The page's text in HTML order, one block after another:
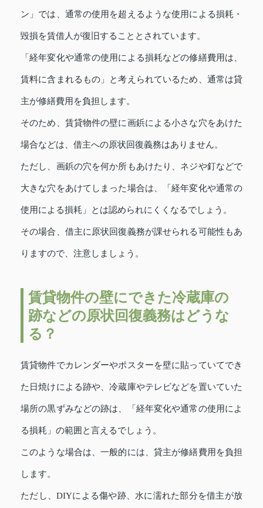
ン」では、通常の使用を超えるような使用による損耗・
毀損を賃借人が復旧することとされています。
「経年変化や通常の使用による損耗などの修繕費用は、
賃料に含まれるもの」と考えられているため、通常は貸
主が修繕費用を負担します。
そのため、賃貸物件の壁に画鋲による小さな穴をあけた
場合などは、借主への原状回復義務はありません。
ただし、画鋲の穴を何か所もあけたり、ネジや釘などで
大きな穴をあけてしまった場合は、「経年変化や通常の
使用による損耗」とは認められにくくなるでしょう。
その場合、借主に原状回復義務が課せられる可能性もあ
りますので、注意しましょう。
賃貸物件の壁にできた冷蔵庫の
跡などの原状回復義務はどうな
る？
賃貸物件でカレンダーやポスターを壁に貼っていてでき
た日焼けによる跡や、冷蔵庫やテレビなどを置いていた
場所の黒ずみなどの跡は、「経年変化や通常の使用によ
る損耗」の範囲と言えるでしょう。
このような場合は、一般的には、貸主が修繕費用を負担
します。
ただし、DIYによる傷や跡、水に濡れた部分を借主が放